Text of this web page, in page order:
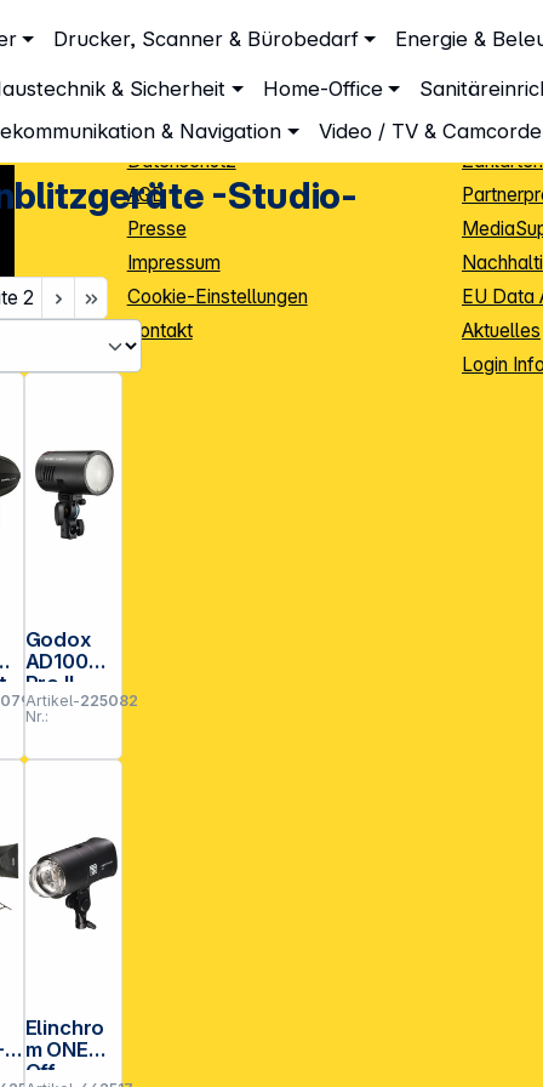
Drucker, Scanner & Bürobedarf Energie &
& Sicherheit Home-Office
& Navigation Video / TV &
-Studio-
2
Godox
AD100
Pro II
Artikel-
Nr.:
225082
Elinchro
m ONE
Off
Unsere Leistungen
Beratung
Datenschutz
AGB
Presse
Impressum
Cookie-Einstellungen
Kontakt
Info
Zahlarten
EU Data
Aktuelles
Login